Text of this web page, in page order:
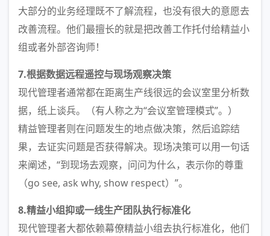
大部分的业务经理既不了解流程，也没有很大的意愿去
改善流程。他们最擅长的就是把改善工作托付给精益小
组或者外部咨询师！
7.根据数据远程遥控与现场观察决策
现代管理者通常都在距离生产线很远的会议室里分析数
据，纸上谈兵。（有人称之为“会议室管理模式”。）
精益管理者则在问题发生的地点做决策，然后追踪结
果，去证实问题是否获得解决。现场决策可以用一句话
来阐述，“到现场去观察，问问为什么，表示你的尊重
（go see, ask why, show respect）”。
8.精益小组抑或一线生产团队执行标准化
现代管理者大都依赖幕僚精益小组去执行标准化，他们